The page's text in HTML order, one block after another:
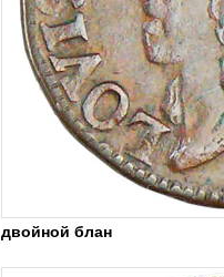
двойной блан